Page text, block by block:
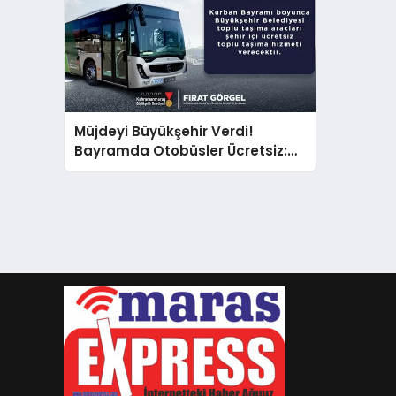
Müjdeyi Büyükşehir Verdi!
Bayramda Otobüsler Ücretsiz:
İşte Tarihler ve İletişim Hattı